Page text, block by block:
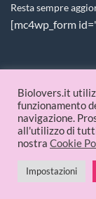
Resta sempre
[mc4wp_form
PAGAMENTI
©
Biolovers.it
funzionamento
navigazione.
all'utilizzo di
nostra Cookie
Impostazioni